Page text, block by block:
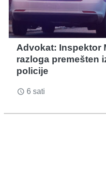
Advokat: Inspektor
razloga premešten
policije
access_time 6 sati